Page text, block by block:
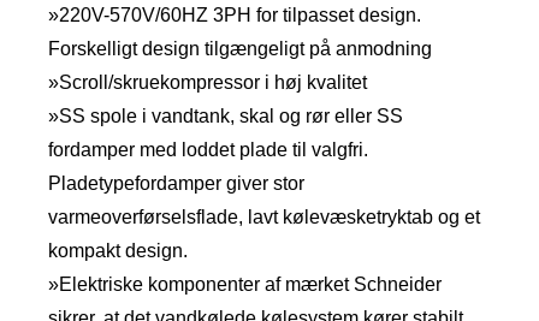
»220V-570V/60HZ 3PH for tilpasset design.
Forskelligt design tilgængeligt på anmodning
»Scroll/skruekompressor i høj kvalitet
»SS spole i vandtank, skal og rør eller SS
fordamper med loddet plade til valgfri.
Pladetypefordamper giver stor
varmeoverførselsflade, lavt kølevæsketryktab og et
kompakt design.
»Elektriske komponenter af mærket Schneider